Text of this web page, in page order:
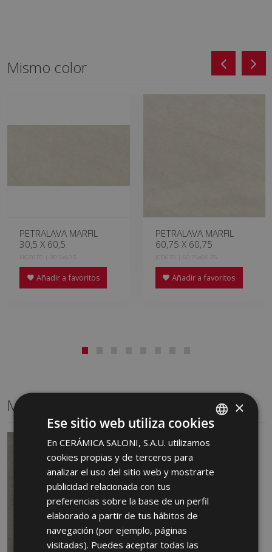
Mismo color
PETRALAVA MARFIL
30,5 X 60,5
HCZ670 | 30.5x60.5
Añadir a favoritos
PETRALAVA MARFIL
60,75 X 60,75
JCD670 | 60.75x60.75
Añadir a favoritos
Mismo formato
SPANISH
ENGLISH
GERMAN
×
Ese sitio web utiliza cookies
En CERÁMICA SALONI, S.A.U. utilizamos
cookies propias y de terceros para
analizar el uso del sitio web y mostrarte
publicidad relacionada con tus
preferencias sobre la base de un perfil
elaborado a partir de tus hábitos de
navegación (por ejemplo, páginas
visitadas). Puedes aceptar todas las